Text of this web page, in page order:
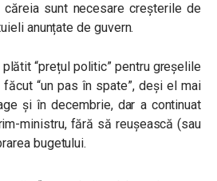
sunt necesare creșterile de
anunțate de guvern.
“prețul politic” pentru greșelile
“un pas în spate”, deși el mai
și în decembrie, dar a continuat
ministru, fără să reușească (sau
bugetului.